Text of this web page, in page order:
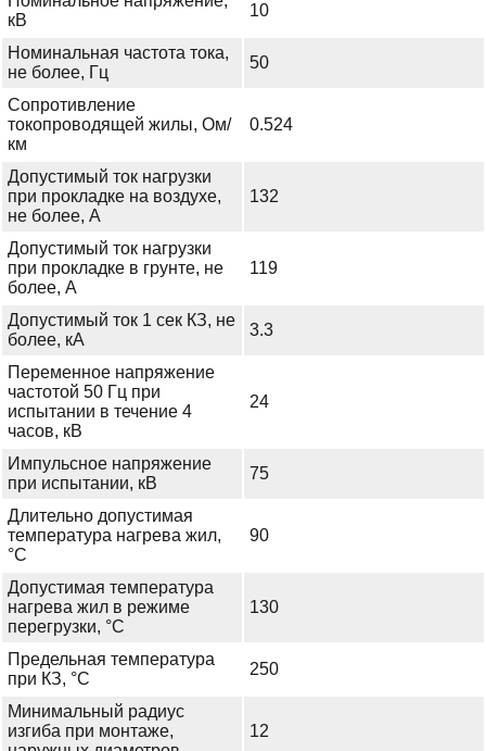
кВ
10
Номинальная частота тока,
не более, Гц
50
Сопротивление
токопроводящей жилы, Ом/
км
0.524
Допустимый ток нагрузки
при прокладке на воздухе,
не более, А
132
Допустимый ток нагрузки
при прокладке в грунте, не
более, А
119
Допустимый ток 1 сек КЗ, не
более, кА
3.3
Переменное напряжение
частотой 50 Гц при
испытании в течение 4
часов, кВ
24
Импульсное напряжение
при испытании, кВ
75
Длительно допустимая
температура нагрева жил,
°С
90
Допустимая температура
нагрева жил в режиме
перегрузки, °С
130
Предельная температура
при КЗ, °С
250
Минимальный радиус
изгиба при монтаже,
12